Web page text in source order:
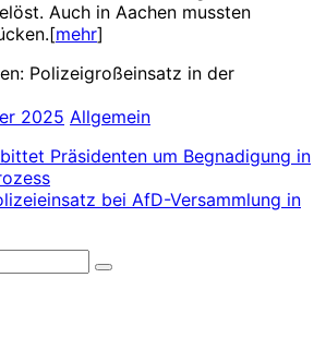
Auch in Aachen mussten
mehr]
Polizeigroßeinsatz in der
2025 Allgemein
Präsidenten um Begnadigung in
bei AfD-Versammlung in